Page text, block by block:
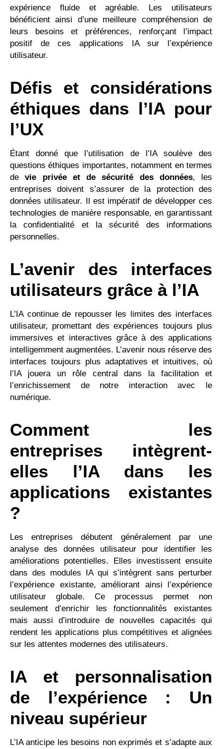
expérience fluide et agréable. Les utilisateurs
bénéficient ainsi d’une meilleure compréhension de
leurs besoins et préférences, renforçant l’impact
positif de ces applications IA sur l’expérience
utilisateur.
Défis et considérations
éthiques dans l’IA pour
l’UX
Étant donné que l’utilisation de l’IA soulève des
questions éthiques importantes, notamment en termes
devie privée et de sécurité des données, les
entreprises doivent s’assurer de la protection des
données utilisateur. Il est impératif de développer ces
technologies de manière responsable, en garantissant
la confidentialité et la sécurité des informations
personnelles.
L’avenir des interfaces
utilisateurs grâce à l’IA
L’IA continue de repousser les limites des interfaces
utilisateur, promettant des expériences toujours plus
immersives et interactives grâce à des applications
intelligemment augmentées. L’avenir nous réserve des
interfaces toujours plus adaptatives et intuitives, où
l’IA jouera un rôle central dans la facilitation et
l’enrichissement de notre interaction avec le
numérique.
Comment les
entreprises intègrent-
elles l’IA dans les
applications existantes
?
Les entreprises débutent généralement par une
analyse des données utilisateur pour identifier les
améliorations potentielles. Elles investissent ensuite
dans des modules IA qui s’intègrent sans perturber
l’expérience existante, améliorant ainsi l’expérience
utilisateur globale. Ce processus permet non
seulement d’enrichir les fonctionnalités existantes
mais aussi d’introduire de nouvelles capacités qui
rendent les applications plus compétitives et alignées
sur les attentes modernes des utilisateurs.
IA et personnalisation
de l’expérience : Un
niveau supérieur
L’IA anticipe les besoins non exprimés et s’adapte aux